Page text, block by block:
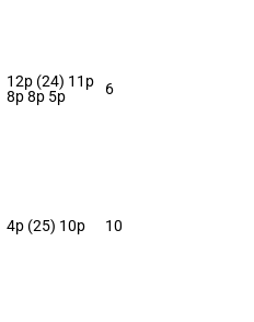
12p (24) 11p
8p 8p 5p
6
4p (25) 10p 10